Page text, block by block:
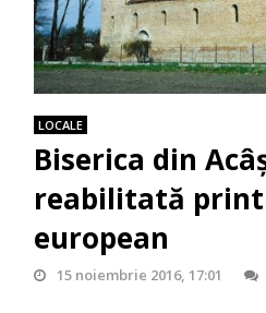
LOCALE
Biserica din
reabilitată
european
15 noiembrie 2016, 17:01